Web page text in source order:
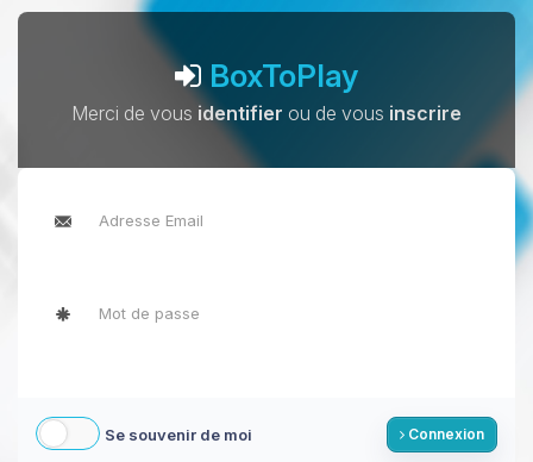
BoxToPlay
Merci de vous identifier ou de vous inscrire
Se souvenir de moi Connexion